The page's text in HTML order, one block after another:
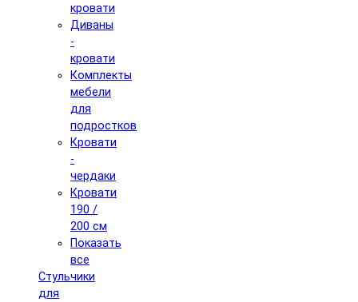
кровати
Диваны
-
кровати
Комплекты
мебели
для
подростков
Кровати
-
чердаки
Кровати
190 /
200 см
Показать
все
Стульчики
для